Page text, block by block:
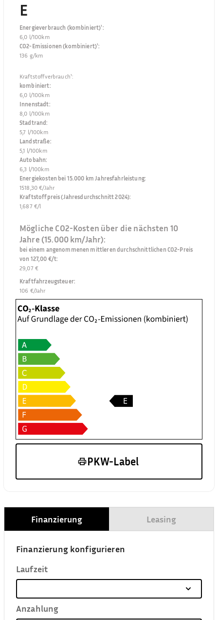
E
Energieverbrauch (kombiniert)¹:
6,0 l/100km
CO2-Emissionen (kombiniert)¹:
136 g/km
Kraftstoffverbrauch¹:
kombiniert:
6,0 l/100km
Innenstadt:
8,0 l/100km
Stadtrand:
5,7 l/100km
Landstraße:
5,1 l/100km
Autobahn:
6,3 l/100km
Energiekosten bei 15.000 km Jahresfahrleistung:
1518,30 €/Jahr
Kraftstoffpreis (Jahresdurchschnitt 2024):
1,687 €/l
Mögliche CO2-Kosten über die nächsten 10
Jahre (15.000 km/Jahr):
bei einem angenommenen mittleren durchschnittlichen CO2-Preis
von 127,00 €/t:
29,07 €
Kraftfahrzeugsteuer:
106 €/Jahr
PKW-Label
Finanzierung Leasing
Finanzierung konfigurieren
Laufzeit
Anzahlung